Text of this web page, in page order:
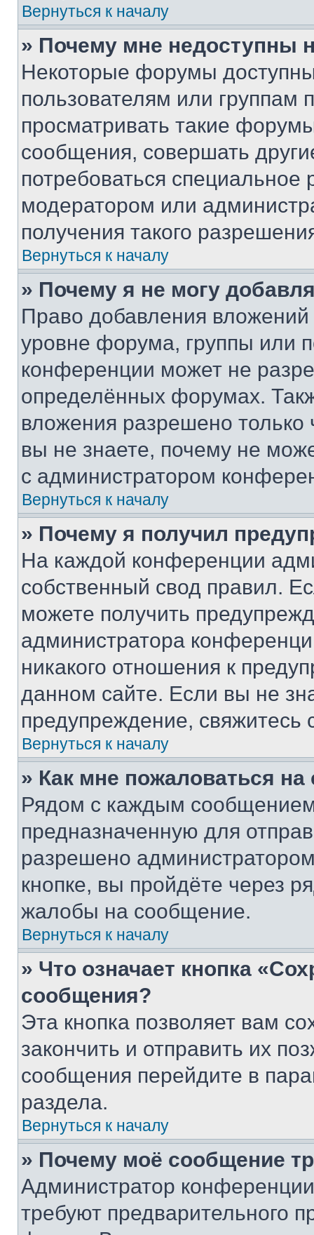
Вернуться к началу
» Почему мне недоступны
Некоторые форумы
пользователям или группам
просматривать такие
сообщения, совершать
потребоваться
модератором или
получения такого
Вернуться к началу
» Почему я не могу
Право добавления
уровне форума, группы или
конференции может не
определённых форумах.
вложения разрешено
вы не знаете, почему не
с администратором
Вернуться к началу
» Почему я получил
На каждой конференции
собственный свод правил.
можете получить
администратора
никакого отношения к
данном сайте. Если вы не
предупреждение,
Вернуться к началу
» Как мне пожаловаться
Рядом с каждым сообщением
предназначенную для
разрешено
кнопке, вы пройдёте через
жалобы на сообщение.
Вернуться к началу
» Что означает кнопка
сообщения?
Эта кнопка позволяет вам
закончить и отправить их
сообщения перейдите в
раздела.
Вернуться к началу
» Почему моё сообщение
Администратор
требуют предварительного